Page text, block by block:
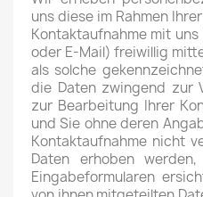
uns diese im Rahmen
Kontaktaufnahme mit
oder E-Mail) freiwillig
als solche
die Daten zwingend zur
zur Bearbeitung Ihrer
und Sie ohne deren
Kontaktaufnahme nicht
Daten erhoben
Eingabeformularen